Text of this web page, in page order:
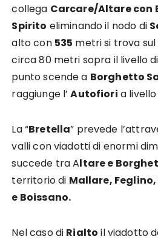
collega Carcare/Altare con
Spirito eliminando il nodo di
alto con 535 metri si trova
circa 80 metri sopra il livello di
punto scende a Borghetto
raggiunge l’Autofiori a
La “Bretella” prevede
valli con viadotti di enormi
succede tra Altare e
territorio di Mallare,
e Boissano.
Nel caso di Rialto il viadotto